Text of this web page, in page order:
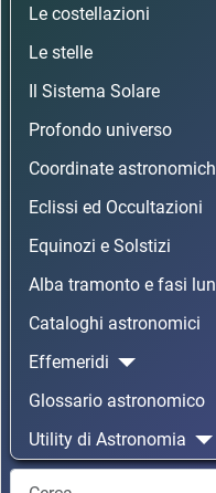
Le costellazioni
Le stelle
Il Sistema Solare
Profondo universo
Coordinate
Eclissi ed Occultazioni
Equinozi e Solstizi
Alba tramonto e fasi
Cataloghi astronomici
Effemeridi
Glossario astronomico
Utility di Astronomia
Cerca